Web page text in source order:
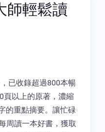
師輕鬆讀
已收錄超過800本暢
頁以上的原著，濃縮
的重點摘要。讓忙碌
周讀一本好書，獲取